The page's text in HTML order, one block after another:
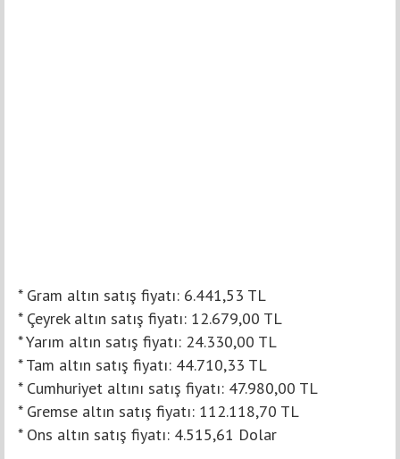
* Gram altın satış fiyatı: 6.441,53 TL
* Çeyrek altın satış fiyatı: 12.679,00 TL
* Yarım altın satış fiyatı: 24.330,00 TL
* Tam altın satış fiyatı: 44.710,33 TL
* Cumhuriyet altını satış fiyatı: 47.980,00 TL
* Gremse altın satış fiyatı: 112.118,70 TL
* Ons altın satış fiyatı: 4.515,61 Dolar